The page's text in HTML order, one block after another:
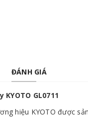
ĐÁNH GIÁ
GL0711
hiệu KYOTO được